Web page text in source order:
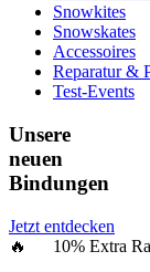
Snowkites
Snowskates
Accessoires
Reparatur &
Test-Events
Unsere
neuen
Bindungen
Jetzt entdecken
🔥 10% Extra